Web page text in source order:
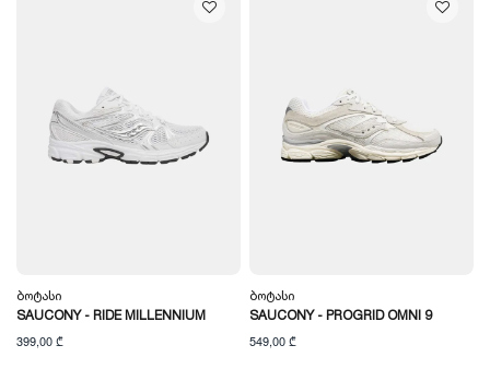
Ბოტასი
SAUCONY - RIDE MILLENNIUM
399,00 ₾
Ბოტასი
SAUCONY - PROGRID OMNI 9
549,00 ₾